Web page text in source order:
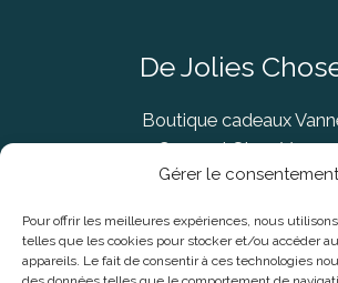
Gérer le consentement
Pour offrir les meilleures expériences, nous
telles que les cookies pour stocker et/ou accéder
appareils. Le fait de consentir à ces technologies
De Jolies
Boutique cadeaux
Concept Store
Informations